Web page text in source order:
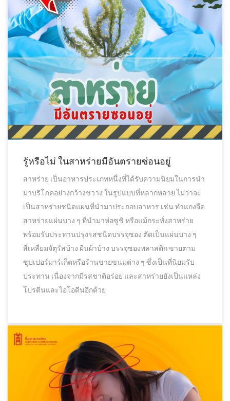
รู้หรือไม่ ในสาหร่ายมีอันตรายซ่อนอยู่
สาหร่าย เป็นอาหารประเภทหนึ่งที่ได้รับความนิยมในการนำ
มาบริโภคอย่างกว้างขวาง ในรูปแบบที่หลากหลาย ไม่ว่าจะ
เป็นสาหร่ายชนิดแผ่นที่นำมาประกอบอาหาร เช่น ทำแกงจืด
สาหร่ายแผ่นบาง ๆ ที่นำมาห่อซูชิ หรือแม้กระทั่งสาหร่าย
พร้อมรับประทานปรุงรสชนิดบรรจุซอง ตัดเป็นแผ่นบาง ๆ
สี่เหลี่ยมจัตุรัสบ้าง ผืนผ้าบ้าง บรรจุซองพลาสติก ขายตาม
ซุปเปอร์มาร์เก็ตหรือร้านขายขนมต่าง ๆ ซึ่งเป็นที่นิยมรับ
ประทาน เนื่องจากมีรสชาติอร่อย และสาหร่ายยังเป็นแหล่ง
โปรตีนและไอโอดีนอีกด้วย